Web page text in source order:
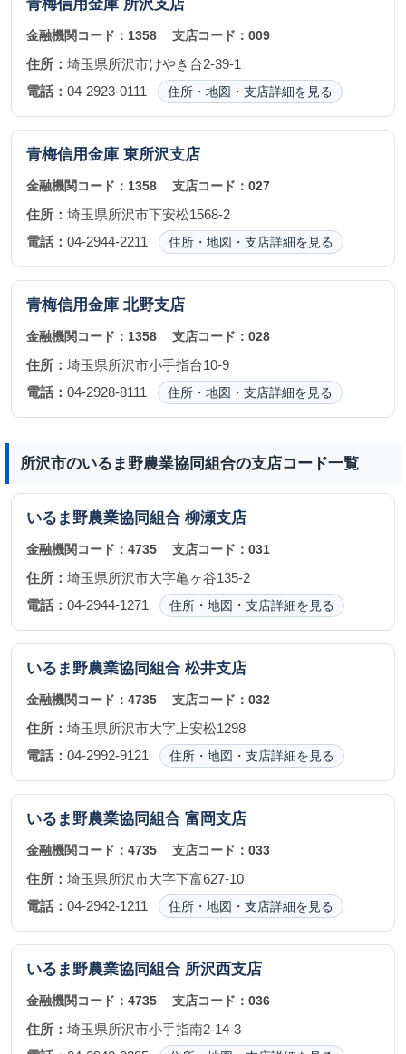
青梅信用金庫 所沢支店
金融機関コード： 1358 支店コード：009
住所： 埼玉県所沢市けやき台2-39-1
電話： 04-2923-0111 住所・地図・支店詳細を見る
青梅信用金庫 東所沢支店
金融機関コード： 1358 支店コード：027
住所： 埼玉県所沢市下安松1568-2
電話： 04-2944-2211 住所・地図・支店詳細を見る
青梅信用金庫 北野支店
金融機関コード： 1358 支店コード：028
住所： 埼玉県所沢市小手指台10-9
電話： 04-2928-8111 住所・地図・支店詳細を見る
所沢市のいるま野農業協同組合の支店コード一覧
いるま野農業協同組合 柳瀬支店
金融機関コード： 4735 支店コード：031
住所： 埼玉県所沢市大字亀ヶ谷135-2
電話： 04-2944-1271 住所・地図・支店詳細を見る
いるま野農業協同組合 松井支店
金融機関コード： 4735 支店コード：032
住所： 埼玉県所沢市大字上安松1298
電話： 04-2992-9121 住所・地図・支店詳細を見る
いるま野農業協同組合 富岡支店
金融機関コード： 4735 支店コード：033
住所： 埼玉県所沢市大字下富627-10
電話： 04-2942-1211 住所・地図・支店詳細を見る
いるま野農業協同組合 所沢西支店
金融機関コード： 4735 支店コード：036
住所： 埼玉県所沢市小手指南2-14-3